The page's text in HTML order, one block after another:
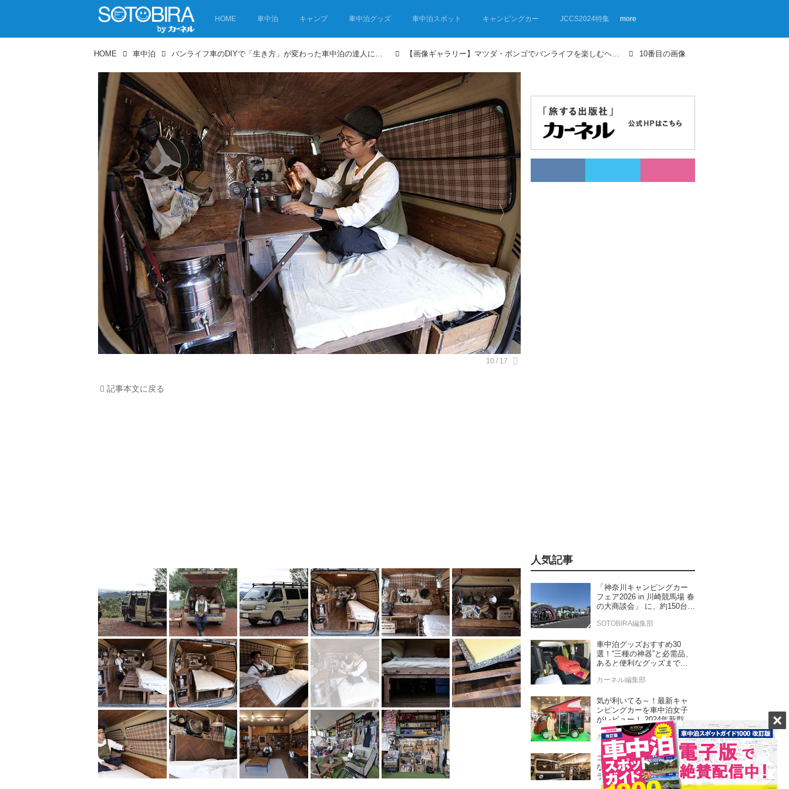
HOME 車中泊 キャンプ 車中泊グッズ 車中泊スポット キャンピングカー JCCS2024特集 more
HOME 車中泊 バンライフ車のDIYで「生き方」が変わった車中泊の達人に聞く、車中泊の快適就寝術 【画像ギャラリー】マツダ・ボンゴでバンライフを楽しむヘンミマオさんの、車中泊・快眠テク 10番目の画像
記事本文に戻る
人気記事
「神奈川キャンピングカー
フェア2026 in 川崎競馬場 春
の大商談会」 に、約150台の
SOTOBIRA編集部
車中泊グッズおすすめ30
選！“三種の神器”と必需品、
あると便利なグッズまで車
カーネル編集部
気が利いてる～！最新キャ
ンピングカーを車中泊女子
がレビュー！ 2024年新型モ
デル4台をチェック
カーネル編集部
ゴードンミラー新モデルは
なんと軽バン！ゴードンミ
ラーらしさを踏襲したセン
ス抜群のバンライフ車が発